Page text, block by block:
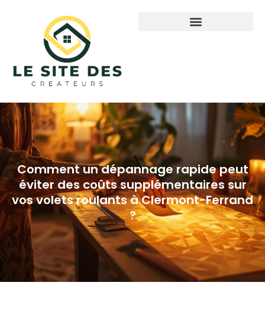
Comment un dépannage rapide peut
éviter des coûts supplémentaires sur
vos volets roulants à Clermont-Ferrand
?